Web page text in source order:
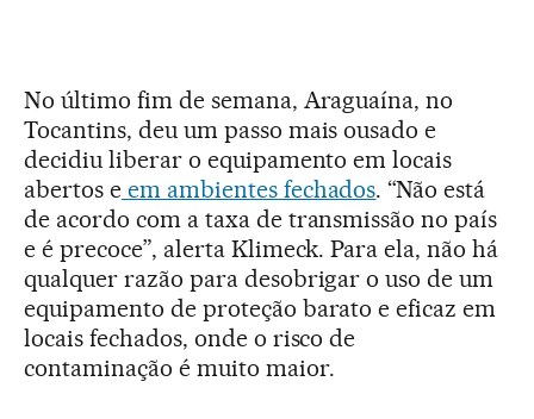
No último fim de semana, Araguaína, no
Tocantins, deu um passo mais ousado e
decidiu liberar o equipamento em locais
abertos eem ambientes fechados. “Não está
de acordo com a taxa de transmissão no país
e é precoce”, alerta Klimeck. Para ela, não há
qualquer razão para desobrigar o uso de um
equipamento de proteção barato e eficaz em
locais fechados, onde o risco de
contaminação é muito maior.